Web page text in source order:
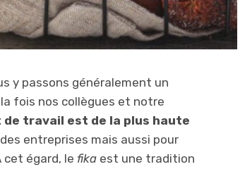
y passons généralement un
fois nos collègues et notre
de travail est de la plus haute
entreprises mais aussi pour
cet égard, le fika est une tradition